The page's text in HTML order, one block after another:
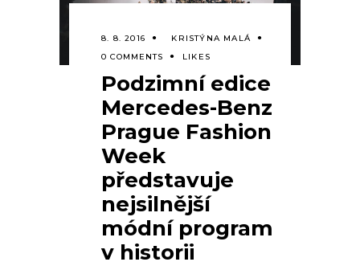
8. 8. 2016
KRISTÝNA MALÁ
0 COMMENTS
LIKES
Podzimní edice
Mercedes-Benz
Prague Fashion
Week
představuje
nejsilnější
módní program
v historii